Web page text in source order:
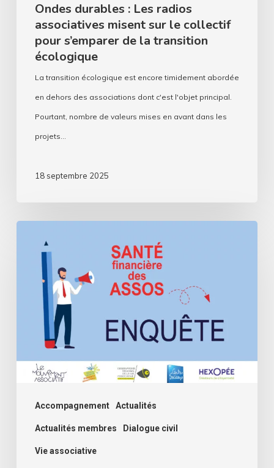
s’emparer
transition
écologique
Ondes durables : Les radios
associatives misent sur le collectif
pour s’emparer de la transition
écologique
La transition écologique est encore timidement abordée
en dehors des associations dont c'est l'objet principal.
Pourtant, nombre de valeurs mises en avant dans les
projets…
18 septembre 2025
Accompagnement Actualités
Actualités membres Dialogue civil
Vie associative
comment
rentrée
Deuxième
l’enquête
santé